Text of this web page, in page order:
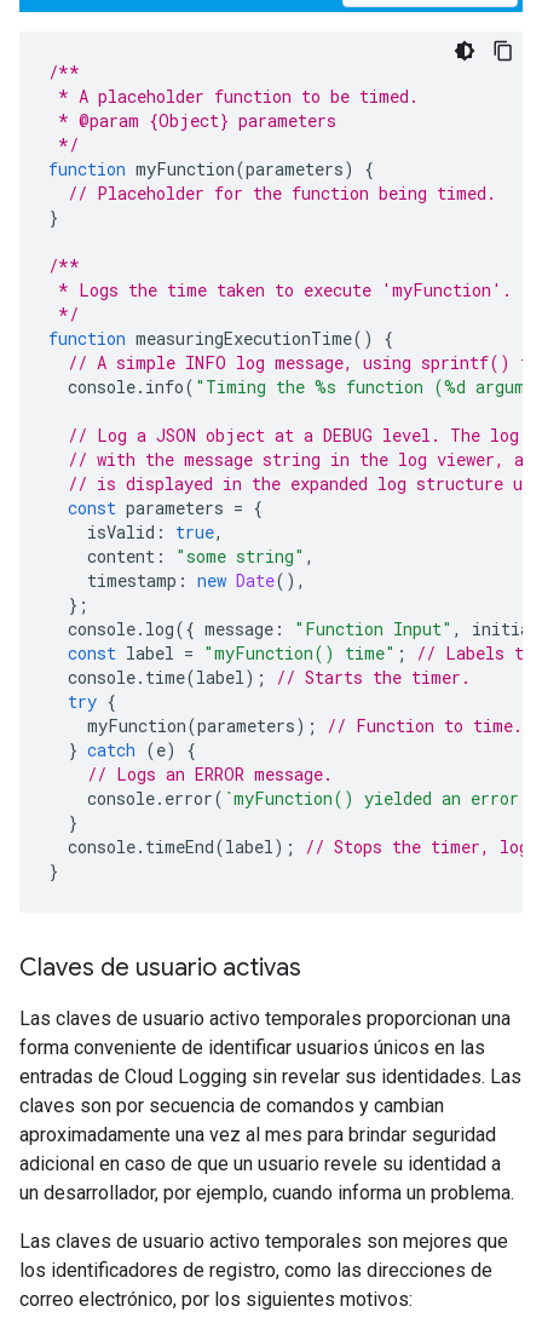
/**
* A placeholder function to be timed.
* @param {Object} parameters
*/
function myFunction(parameters)
{
// Placeholder for the function being timed.
}
/**
* Logs the time taken to execute 'myFunction'.
*/
function measuringExecutionTime()
{
// A simple INFO log message, using sprintf()
console. info( "Timing the %s function (%d
// Log a JSON object at a DEBUG level. The log
// with the message string in the log viewer, and
// is displayed in the expanded log structure
const parameters = {
isValid : true,
content : "some string" ,
timestamp : new Date(),
};
console. log({ message : "Function Input" ,
const label = "myFunction() time" ;
// Labels
console. time(label);
// Starts the timer.
try {
myFunction(parameters);
// Function to time.
} catch (e)
{
// Logs an ERROR message.
console. error( `myFunction() yielded an error:
}
console. timeEnd(label);
// Stops the timer, logs
}
Claves de usuario activas
Las claves de usuario activo temporales proporcionan una
forma conveniente de identificar usuarios únicos en las
entradas de Cloud Logging sin revelar sus identidades. Las
claves son por secuencia de comandos y cambian
aproximadamente una vez al mes para brindar seguridad
adicional en caso de que un usuario revele su identidad a
un desarrollador, por ejemplo, cuando informa un problema.
Las claves de usuario activo temporales son mejores que
los identificadores de registro, como las direcciones de
correo electrónico, por los siguientes motivos: